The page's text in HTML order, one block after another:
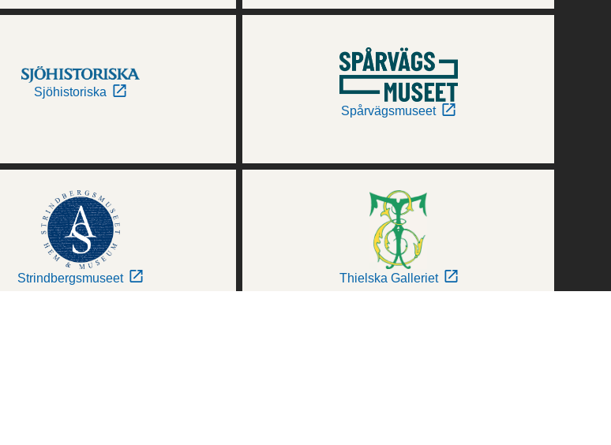
Sjöhistoriska
Spårvägsmuseet
Strindbergsmuseet Thielska Galleriet